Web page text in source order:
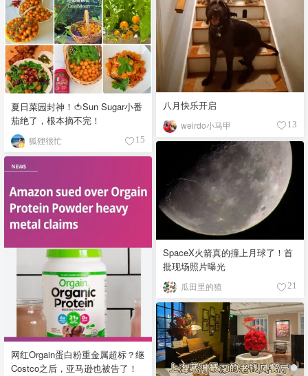
八月快乐开启
weirdo小马甲 13
夏日菜园封神！🍅Sun Sugar小番
茄绝了，根本摘不完！
狐狸很忙 15
SpaceX火箭真的撞上月球了！首
批现场照片曝光
瓜田里的猹 21
网红Orgain蛋白粉重金属超标？继
Costco之后，亚马逊也被告了！